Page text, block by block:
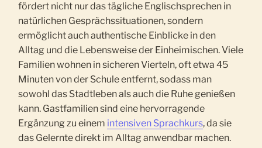
fördert nicht nur das tägliche Englischsprechen in
natürlichen Gesprächssituationen, sondern
ermöglicht auch authentische Einblicke in den
Alltag und die Lebensweise der Einheimischen. Viele
Familien wohnen in sicheren Vierteln, oft etwa 45
Minuten von der Schule entfernt, sodass man
sowohl das Stadtleben als auch die Ruhe genießen
kann. Gastfamilien sind eine hervorragende
Ergänzung zu einem intensiven Sprachkurs, da sie
das Gelernte direkt im Alltag anwendbar machen.